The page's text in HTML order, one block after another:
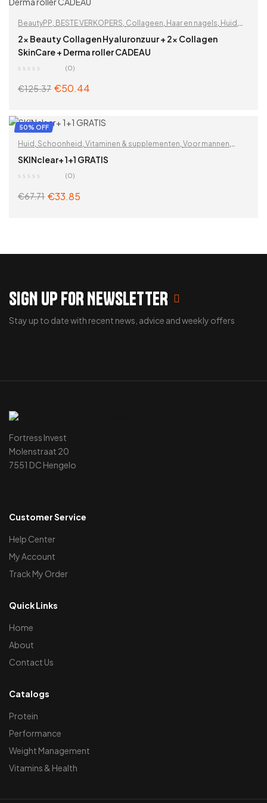
BeautyPP BESTE VERKOPERS Collageen Haar en nagels Huid
Hyaluronzuur,Rimpels ,Schoonheid,Vitaminen & supplementen
Voor vrouwen,Zoek op problemen
2x Beauty Collagen Hyaluronzuur + 2x Collagen
SkinCare + Derma roller CADEAU
(0)
€125.37 €50.44
ADD TO CART
50% OFF
Huid , Schoonheid , Vitaminen & supplementen, Voor mannen,
Voor Veganisten ,Voor vrouwen
SKINclear+ 1+1 GRATIS
(0)
€67.71 €33.85
SIGN UP FOR NEWSLETTER
Stay up to date with recent news, advice and weekly offers
Fortress Invest
Molenstraat 20
7551 DC Hengelo
Customer Service
Help Center
My Account
Track My Order
Quick Links
Home
About
Contact Us
Catalogs
Protein
Performance
Weight Management
Vitamins & Health